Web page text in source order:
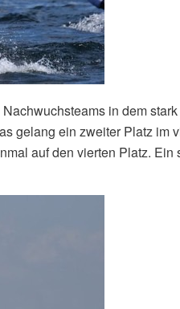
in dem
gelang ein zweiter Platz im
auf den vierten Platz. Ein